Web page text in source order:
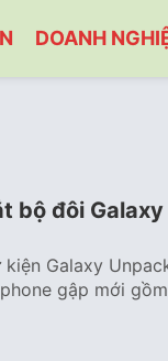
DOANH
bộ đôi Galaxy
Galaxy
gập mới